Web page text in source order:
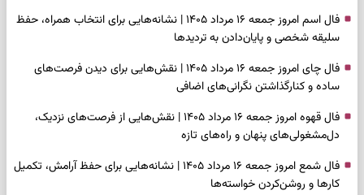
فال اسم امروز جمعه ۱۶ مرداد ۱۴۰۵ | نشانه‌هایی برای انتخاب همراه، حفظ
سلیقه شخصی و پایان‌دادن به تردیدها
فال چای امروز جمعه ۱۶ مرداد ۱۴۰۵ | نقش‌هایی برای دیدن فرصت‌های
ساده و کنارگذاشتن نگرانی‌های اضافی
فال قهوه امروز جمعه ۱۶ مرداد ۱۴۰۵ | نقش‌هایی از فرصت‌های نزدیک،
دل‌مشغولی‌های پنهان و راه‌های تازه
فال شمع امروز جمعه ۱۶ مرداد ۱۴۰۵ | نشانه‌هایی برای حفظ آرامش، تکمیل
کارها و روشن‌کردن خواسته‌ها